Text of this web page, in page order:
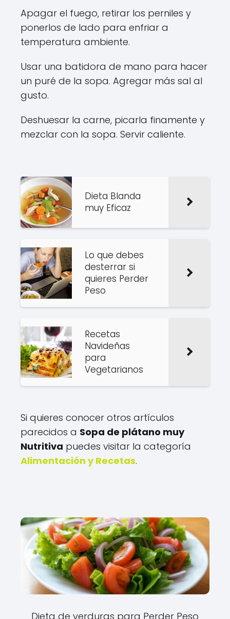
Apagar el fuego, retirar los perniles y
ponerlos de lado para enfriar a
temperatura ambiente.
Usar una batidora de mano para hacer
un puré de la sopa. Agregar más sal al
gusto.
Deshuesar la carne, picarla finamente y
mezclar con la sopa. Servir caliente.
Dieta Blanda
muy Eficaz
Lo que debes
desterrar si
quieres Perder
Peso
Recetas
Navideñas
para
Vegetarianos
Si quieres conocer otros artículos
parecidos a Sopa de plátano muy
Nutritiva puedes visitar la categoría
Alimentación y Recetas.
Dieta de verduras para Perder Peso